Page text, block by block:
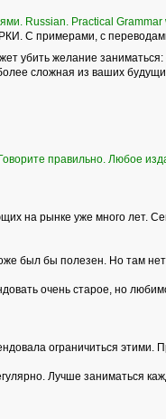
Russian. Practical
С примерами, с
убить желание
сложная из ваших
правильно. Любое
на рынке уже много лет.
был бы полезен. Но там
очень старое, но
ограничиться этими.
Лучше заниматься